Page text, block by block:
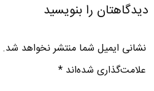
دیدگاهتان را بنویسید
نشانی ایمیل شما منتشر نخواهد شد.
علامت‌گذاری شده‌اند*